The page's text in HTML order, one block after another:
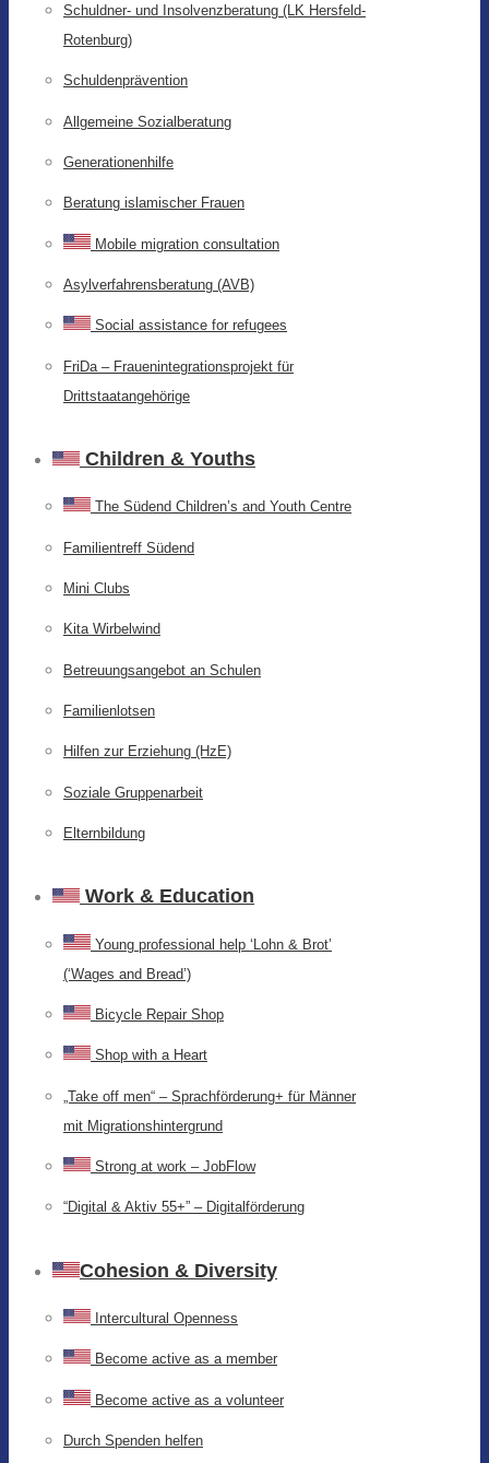
Schuldner- und Insolvenzberatung (LK Hersfeld-
Rotenburg)
Schuldenprävention
Allgemeine Sozialberatung
Generationenhilfe
Beratung islamischer Frauen
Mobile migration consultation
Asylverfahrensberatung (AVB)
Social assistance for refugees
FriDa – Frauenintegrationsprojekt für
Drittstaatangehörige
Children & Youths
The Südend Children’s and Youth Centre
Familientreff Südend
Mini Clubs
Kita Wirbelwind
Betreuungsangebot an Schulen
Familienlotsen
Hilfen zur Erziehung (HzE)
Soziale Gruppenarbeit
Elternbildung
Work & Education
Young professional help ‘Lohn & Brot’
(‘Wages and Bread’)
Bicycle Repair Shop
Shop with a Heart
„Take off men“ – Sprachförderung+ für Männer
mit Migrationshintergrund
Strong at work – JobFlow
“Digital & Aktiv 55+” – Digitalförderung
Cohesion & Diversity
Intercultural Openness
Become active as a member
Become active as a volunteer
Durch Spenden helfen